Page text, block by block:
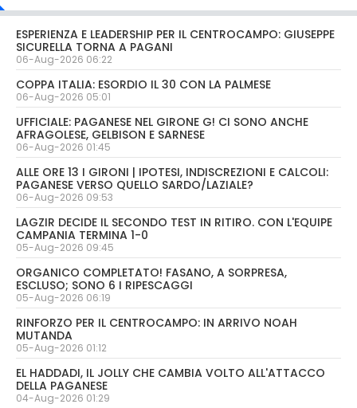
ESPERIENZA E LEADERSHIP PER IL CENTROCAMPO: GIUSEPPE
SICURELLA TORNA A PAGANI
06-Aug-2026 06:22
COPPA ITALIA: ESORDIO IL 30 CON LA PALMESE
06-Aug-2026 05:01
UFFICIALE: PAGANESE NEL GIRONE G! CI SONO ANCHE
AFRAGOLESE, GELBISON E SARNESE
06-Aug-2026 01:45
ALLE ORE 13 I GIRONI | IPOTESI, INDISCREZIONI E CALCOLI:
PAGANESE VERSO QUELLO SARDO/LAZIALE?
06-Aug-2026 09:53
LAGZIR DECIDE IL SECONDO TEST IN RITIRO. CON L'EQUIPE
CAMPANIA TERMINA 1-0
05-Aug-2026 09:45
ORGANICO COMPLETATO! FASANO, A SORPRESA,
ESCLUSO; SONO 6 I RIPESCAGGI
05-Aug-2026 06:19
RINFORZO PER IL CENTROCAMPO: IN ARRIVO NOAH
MUTANDA
05-Aug-2026 01:12
EL HADDADI, IL JOLLY CHE CAMBIA VOLTO ALL'ATTACCO
DELLA PAGANESE
04-Aug-2026 01:29